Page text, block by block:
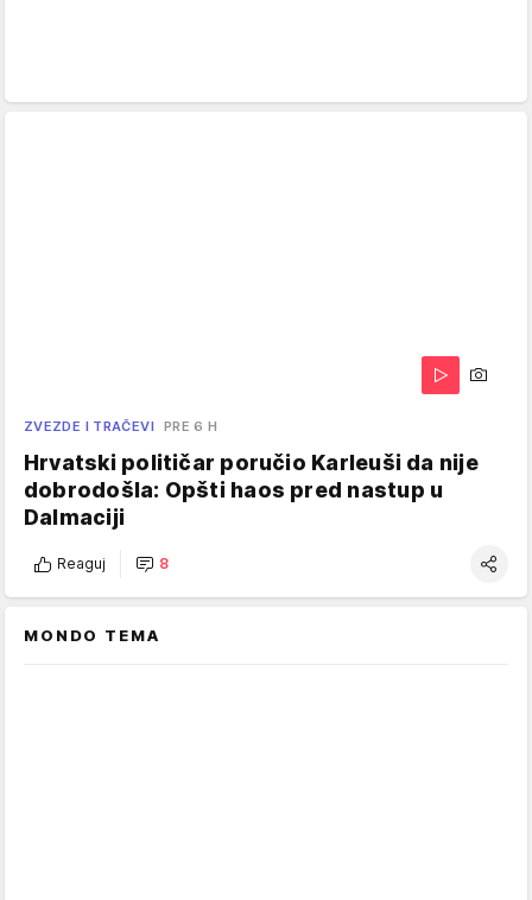
ZVEZDE I TRAČEVI PRE 6 H
Hrvatski političar poručio Karleuši da nije
dobrodošla: Opšti haos pred nastup u
Dalmaciji
Reaguj 8
MONDO TEMA